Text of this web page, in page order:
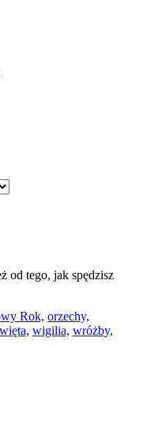
od tego, jak spędzisz
Rok, orzechy,
wigilia, wróżby,